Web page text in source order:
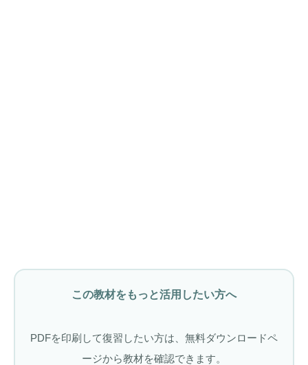
この教材をもっと活用したい方へ
PDFを印刷して復習したい方は、無料ダウンロードペ
ージから教材を確認できます。